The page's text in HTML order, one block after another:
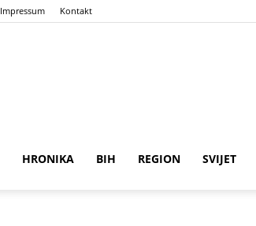
Impressum Kontakt
HRONIKA BIH REGION SVIJET